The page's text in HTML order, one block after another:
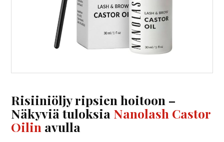
Risiiniöljy ripsien hoitoon –
Näkyviä tuloksia Nanolash Castor
Oilin avulla